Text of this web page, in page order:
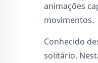
animações
movimentos.
Conhecido
solitário.